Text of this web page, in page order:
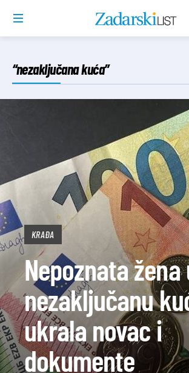
“nezaključana kuća”
KRAĐA
Nepoznata žena
nezaključanu
ukrala novac i
dokumente